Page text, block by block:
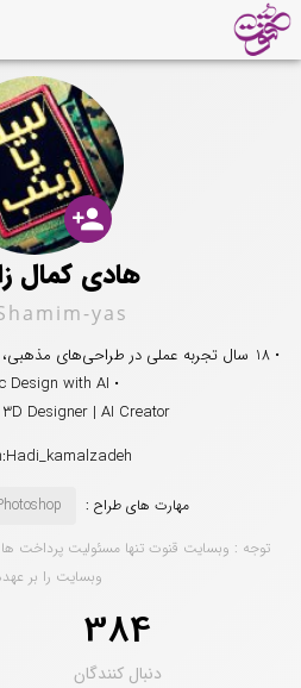
person_add
هادی کمال
yas
• 18 سال تجربه عملی در طراحی‌های مذهبی، هویت بصری و پروژه‌های تبلیغاتی
• Graphic Design with AI
Designer | AI Creator
مهارت های طراح :
توجه : وبسایت قنوت تنها مسئولیت پرداخت
وبسایت را بر
384
دنبال کنندگان